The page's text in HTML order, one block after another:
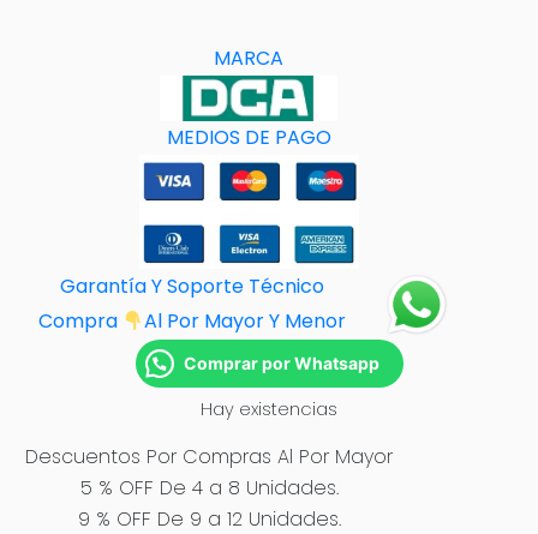
original
S/ 214.90.
actual
es:
S/ 182.70.
MARCA
MEDIOS DE PAGO
Garantía Y Soporte Técnico
Compra
Al Por Mayor Y Menor
Comprar por Whatsapp
Hay existencias
Descuentos Por Compras Al Por Mayor
5 % OFF De 4 a 8 Unidades.
9 % OFF De 9 a 12 Unidades.